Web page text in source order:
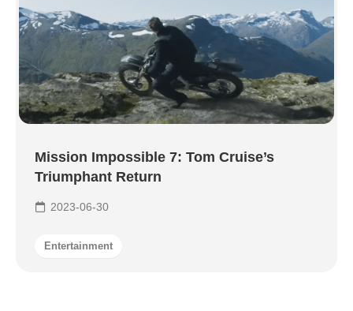
Mission Impossible 7: Tom Cruise’s
Triumphant Return
2023-06-30
Entertainment